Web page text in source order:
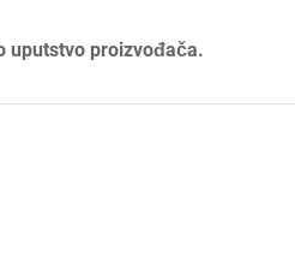
uputstvo proizvođača.